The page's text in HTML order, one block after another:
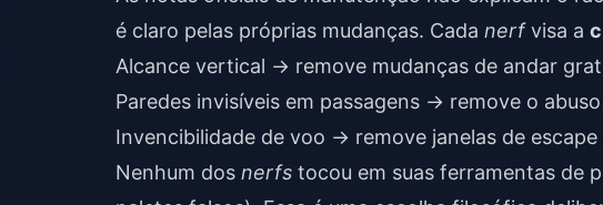
é claro pelas próprias mudanças. Cada nerfvisa a
Alcance vertical → remove mudanças de andar
Paredes invisíveis em passagens → remove o
Invencibilidade de voo → remove janelas de
Nenhum dos nerfs tocou em suas ferramentas de